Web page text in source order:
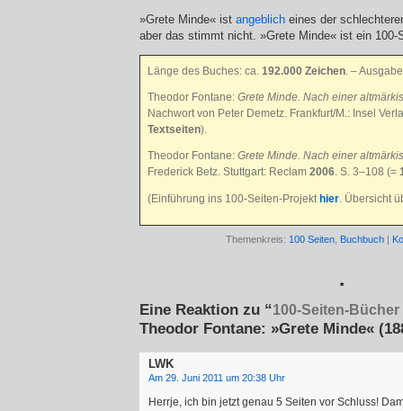
»Grete Minde« ist angeblich eines der
aber das stimmt nicht. »Grete Minde« ist ein 100-
Länge des Buches: ca. 192.000 Zeichen. –
Theodor Fontane: Grete Minde. Nach einer
Nachwort von Peter Demetz. Frankfurt/M.: Insel
Textseiten).
Theodor Fontane: Grete Minde. Nach einer
Frederick Betz. Stuttgart: Reclam 2006 . S. 3–108 (=
(Einführung ins 100-Seiten-Projekt hier . Übersicht
Themenkreis: 100 Seiten Buchbuch |
*
Eine Reaktion zu “100-Seiten-Bücher
Theodor Fontane: »Grete Minde«
LWK
Am 29. Juni 2011 um 20:38 Uhr
Herrje, ich bin jetzt genau 5 Seiten vor Schluss!